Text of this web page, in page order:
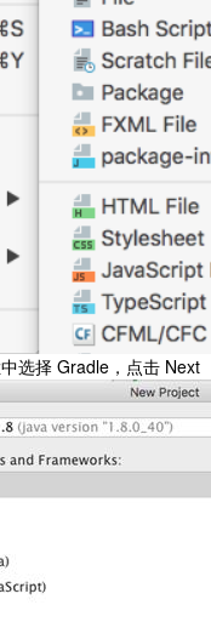
选择 Gradle，点击 Next